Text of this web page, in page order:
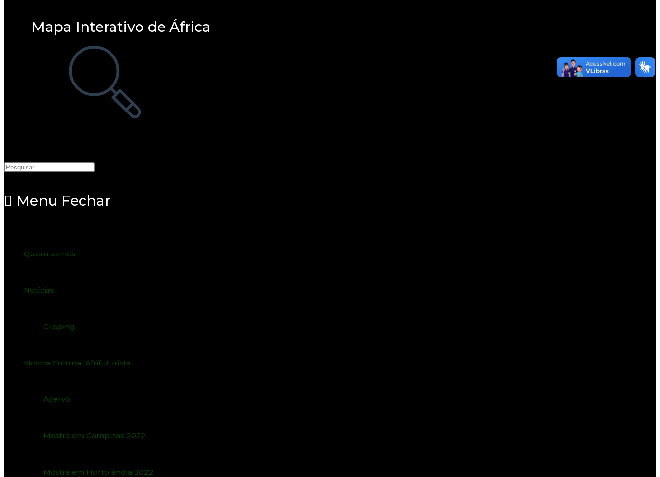
Mapa Interativo de África
Menu Fechar
Quem somos
Notícias
Clipping
Mostra Cultural Afrifuturista
Acervo
Mostra em Campinas 2022
Mostra em Hortolândia 2022